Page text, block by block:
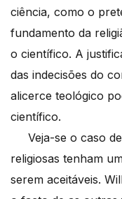
ciência, como o
fundamento da
o científico. A
das indecisões do
alicerce teológico
científico.
Veja-se o caso de
religiosas tenham
serem aceitáveis.